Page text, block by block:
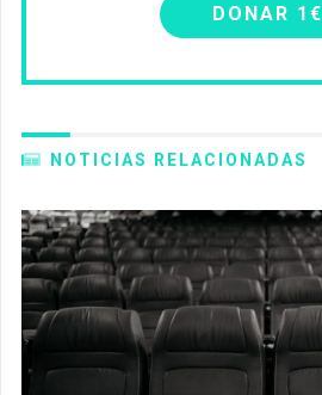
DONAR 1€
NOTICIAS RELACIONADAS